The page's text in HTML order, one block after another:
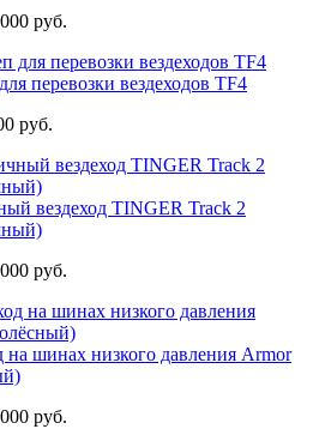
руб.
перевозки вездеходов TF4
руб.
вездеход TINGER Track 2
руб.
на шинах низкого давления Armor
руб.